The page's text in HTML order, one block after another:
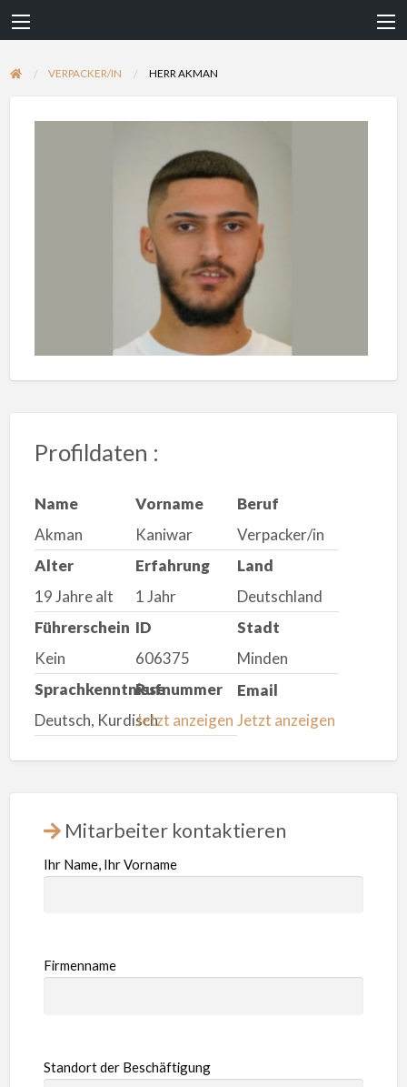
VERPACKER/IN HERR AKMAN
Profildaten :
Name
Akman
Vorname
Kaniwar
Beruf
Verpacker/in
Alter
19 Jahre alt
Erfahrung
1 Jahr
Land
Deutschland
Führerschein
Kein
ID
606375
Stadt
Minden
Sprachkenntnisse
Deutsch, Kurdisch
Rufnummer
Jetzt anzeigen
Email
Jetzt anzeigen
Mitarbeiter kontaktieren
Ihr Name, Ihr Vorname
Firmenname
Standort der Beschäftigung